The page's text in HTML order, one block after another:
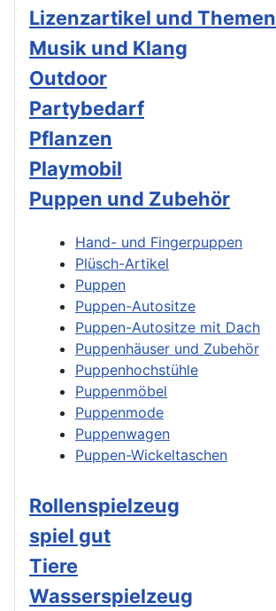
Lizenzartikel und Themen
Musik und Klang
Outdoor
Partybedarf
Pflanzen
Playmobil
Puppen und Zubehör
Hand- und Fingerpuppen
Plüsch-Artikel
Puppen
Puppen-Autositze
Puppen-Autositze mit Dach
Puppenhäuser und Zubehör
Puppenhochstühle
Puppenmöbel
Puppenmode
Puppenwagen
Puppen-Wickeltaschen
Rollenspielzeug
spiel gut
Tiere
Wasserspielzeug